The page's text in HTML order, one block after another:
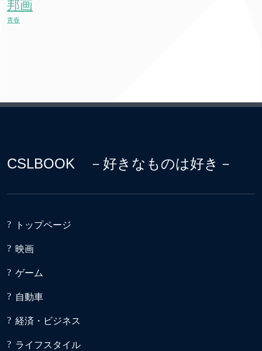
邦画
青春
CSLBOOK －好きなものは好き－
トップページ
映画
ゲーム
自動車
経済・ビジネス
ライフスタイル